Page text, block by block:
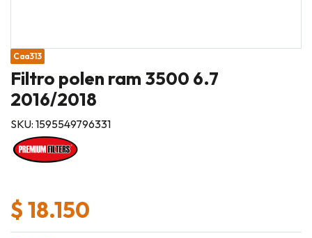
Caa313
Filtro polen ram 3500 6.7
2016/2018
SKU: 1595549796331
$ 18.150